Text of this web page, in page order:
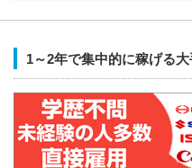
1～2年で集中的に稼げる